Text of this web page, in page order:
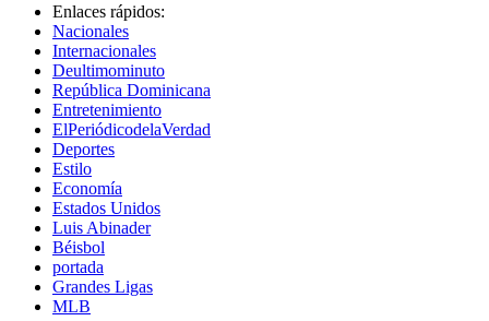
Enlaces rápidos:
Nacionales
Internacionales
Deultimominuto
República Dominicana
Entretenimiento
ElPeriódicodelaVerdad
Deportes
Estilo
Economía
Estados Unidos
Luis Abinader
Béisbol
portada
Grandes Ligas
MLB